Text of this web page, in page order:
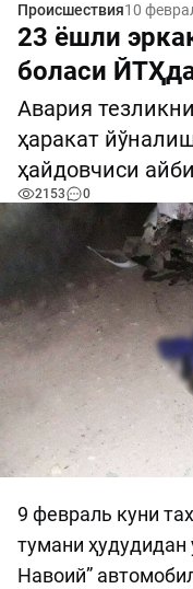
Происшествия10
23 ёшли
боласи
Авария
ҳаракат
ҳайдовчиси
2153 0
9 февраль куни
тумани
Навоий”